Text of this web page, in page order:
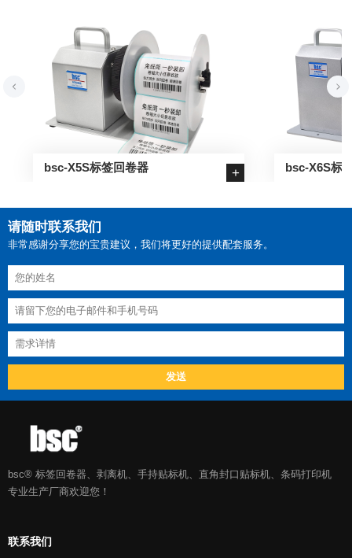
bsc-X5S标签回卷器 + bsc-X6S标
请随时联系我们
非常感谢分享您的宝贵建议，我们将更好的提供配套服务。
bsc® 标签回卷器、剥离机、手持贴标机、直角封口贴标机、条码打印机
专业生产厂商欢迎您！
联系我们